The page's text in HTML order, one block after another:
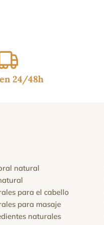
24/48h
natural
para el cabello
para masaje
naturales